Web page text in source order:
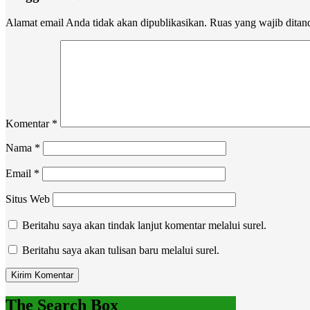
Alamat email Anda tidak akan dipublikasikan. Ruas yang wajib
Komentar *
Nama *
Email *
Situs Web
Beritahu saya akan tindak lanjut komentar melalui surel.
Beritahu saya akan tulisan baru melalui surel.
The Search Box